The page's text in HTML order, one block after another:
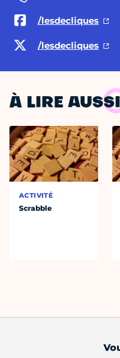
/lesdecliques
/lesdecliques
À LIRE AUSSI
ACTIVITÉ
Scrabble